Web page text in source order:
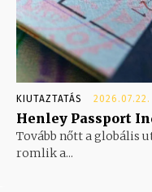
KIUTAZTATÁS 2026.07.22.
Henley Passport
Tovább nőtt a globális
romlik a...